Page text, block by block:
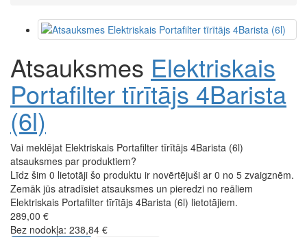
Atsauksmes Elektriskais
Portafilter tīrītājs 4Barista
(6l)
Vai meklējat Elektriskais Portafilter tīrītājs 4Barista (6l)
atsauksmes par produktiem?
Līdz šim 0 lietotāji šo produktu ir novērtējuši ar 0 no 5 zvaigznēm.
Zemāk jūs atradīsiet atsauksmes un pieredzi no reāliem
Elektriskais Portafilter tīrītājs 4Barista (6l) lietotājiem.
289,00 €
Bez nodokļa: 238,84 €